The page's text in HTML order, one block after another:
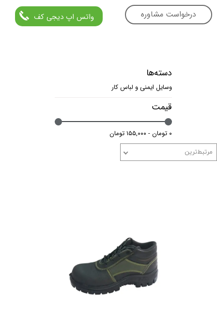
درخواست مشاوره واتس اپ دیجی کف
دسته‌ها
وسایل ایمنی و لباس کار
قیمت
۰ تومان - ۱۵۵,۰۰۰ تومان
مرتبط‌ترین